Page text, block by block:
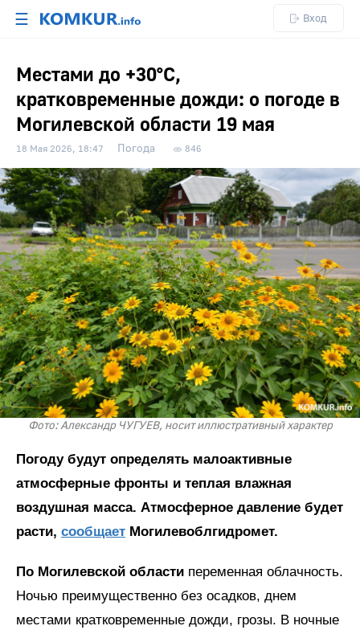
☰ Вход
Местами до +30°С,
кратковременные дожди: о погоде в
Могилевской области 19 мая
18 Мая 2026, 18:47 Погода 846
Фото: Александр ЧУГУЕВ, носит иллюстративный характер
Погоду будут определять малоактивные
атмосферные фронты и теплая влажная
воздушная масса. Атмосферное давление будет
расти, сообщает Могилевоблгидромет.
По Могилевской области переменная облачность.
Ночью преимущественно без осадков, днем
местами кратковременные дожди, грозы. В ночные